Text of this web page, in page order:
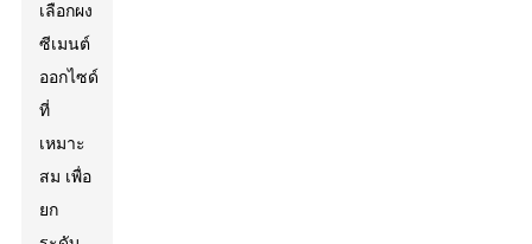
เลือกผง
ซีเมนต์
ออกไซด์
ที่
เหมาะ
สม เพื่อ
ยก